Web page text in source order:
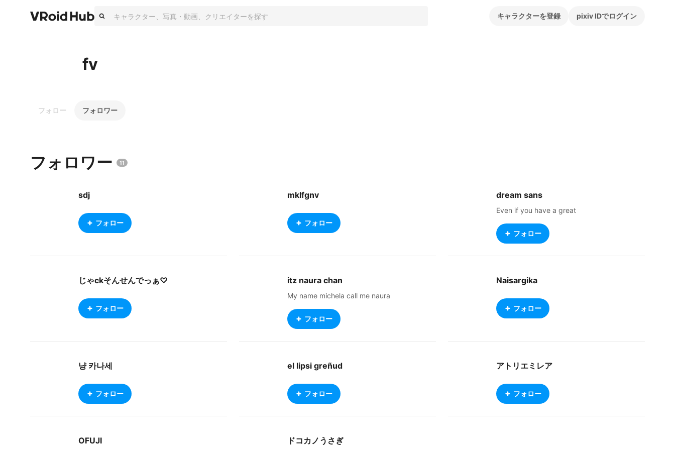
キャラクターを登録 pixiv IDでログイン
fv
フォロー フォロワー
フォロワー 11
sdj
フォロー
mklfgnv
フォロー
dream sans
Even if you have a great
フォロー
じゃckそんせんでっぁ♡
フォロー
itz naura chan
My name michela call me naura
フォロー
Naisargika
フォロー
냥 카나세
フォロー
el lipsi greñud
フォロー
アトリエミレア
フォロー
OFUJI ドコカノうさぎ